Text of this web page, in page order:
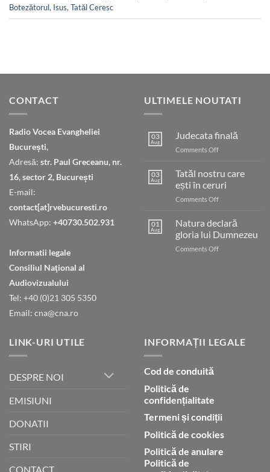
Botezătorul, Isus, Tatăl Ceresc
CONTACT
Radio Vocea Evangheliei
București,
Adresă: str. Paul Greceanu, nr.
16, sector 2, București
E-mail:
contact[at]rvebucuresti.ro
WhatsApp: +40730.502.931
Informatii legale
Consiliul Naţional al
Audiovizualului
Tel: +40 (0)21 305 5350
Email: cna@cna.ro
ULTIMELE NOUTATI
03
Aug
Judecata finală
Comments Offon
03
Aug
Tatăl nostru care
ești în ceruri
Comments Offon
nostru
care
ești
în
01
Aug
Natura declară
gloria lui Dumnezeu
Comments Offon
LINK-URI UTILE
DESPRE NOI
EMISIUNI
DONATII
STIRI
CONTACT
INFORMAȚII LEGALE
Cod de conduită
Politică de
confidențialitate
Termeni și condiții
Politică de cookies
Politică de anulare
Politică de